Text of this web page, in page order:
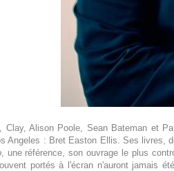
Clay, Alison Poole, Sean Bateman et
Angeles : Bret Easton Ellis. Ses livres,
, une référence,
son ouvrage le plus
portés à l'écran n'auront jamais